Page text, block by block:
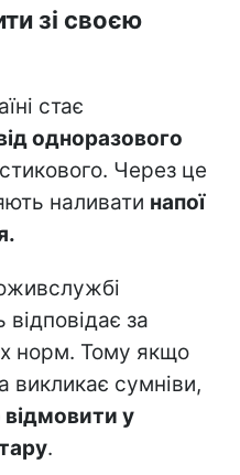
зі своєю
стає
одноразового
Через це
наливати напої
за
норм. Тому якщо
викликає сумніви,
у
.